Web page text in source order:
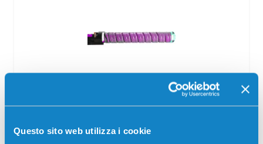
Questo sito web utilizza i cookie
Toner compatibile Ricoh 841685
Compatibile Alta capacità Magenta